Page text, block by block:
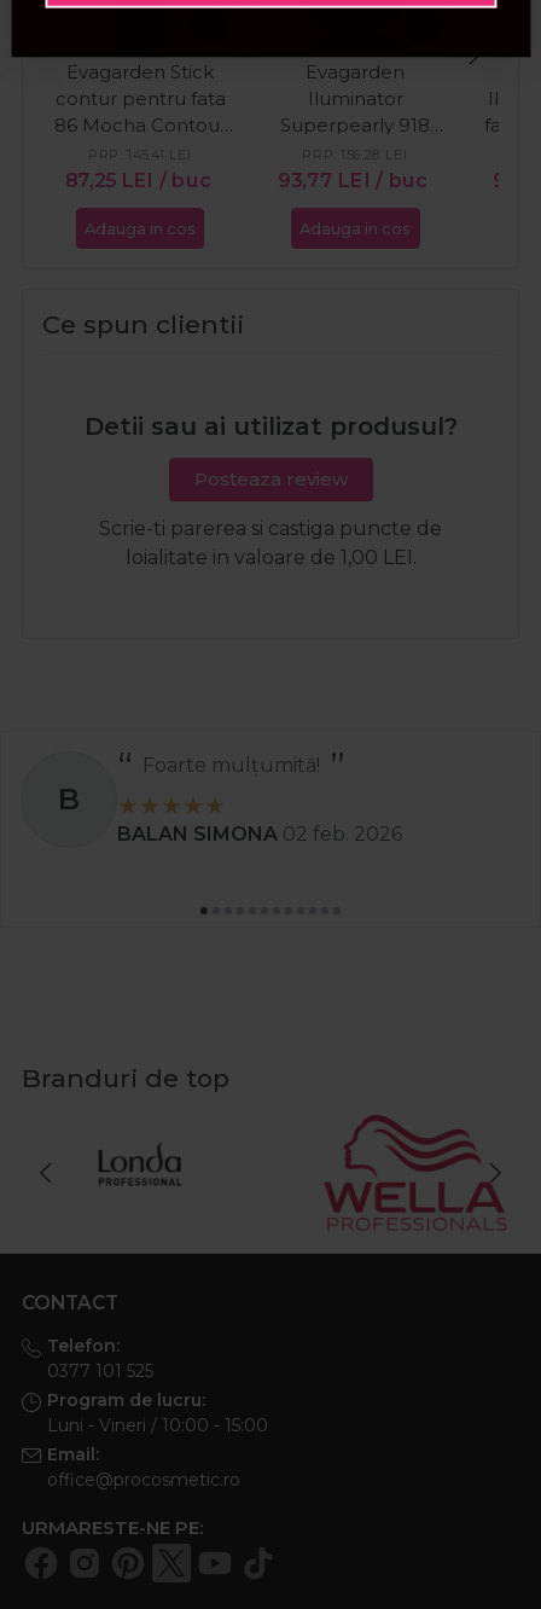
Evagarden Stick
contur pentru fata
86 Mocha Contour
Stick
87,25 LEI / buc
PRP: 145,41 LEI
Adauga in cos
Evagarden
Iluminator
Superpearly 918
Moon 10g
93,77 LEI / buc
PRP: 156,28 LEI
Adauga in cos
fata
Ce spun clientii
Detii sau ai utilizat produsul?
Posteaza review
Scrie-ti parerea si castiga puncte de
loialitate in valoare de 1,00 LEI.
B
Foarte mulțumită!
BALAN SIMONA 02 feb. 2026
Branduri de top
CONTACT
Telefon:
0377 101 525
Program de lucru:
Luni - Vineri / 10:00 - 15:00
Email:
office@procosmetic.ro
URMARESTE-NE PE: